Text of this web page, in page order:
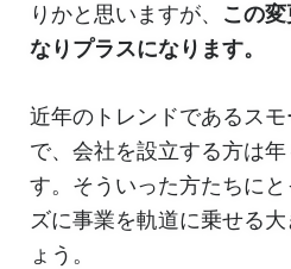
りかと思いますが、 この
なりプラスになります。
近年のトレンドであるス
で、会社を設立する方は
す。そういった方たちに
ズに事業を軌道に乗せる
ょう。